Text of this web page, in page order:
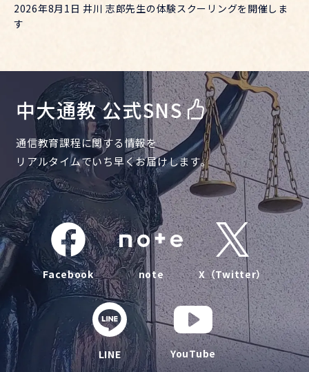
2026年8月1日 井川 志郎先生の体験スクーリングを開催しま
す
中大通教 公式SNS
通信教育課程に関する情報を
リアルタイムでいち早くお届けします。
Facebook note X（Twitter）
LINE YouTube